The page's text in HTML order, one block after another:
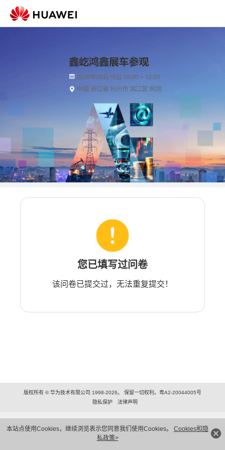
本站点使用Cookies，继续浏览表示您同意我们使用Cookies。 Cookies和隐
私政策>
您已填写过问卷
该问卷已提交过，无法重复提交！
版权所有 © 华为技术有限公司 1998-2026。 保留一切权利。粤A2-20044005号
隐私保护
法律声明